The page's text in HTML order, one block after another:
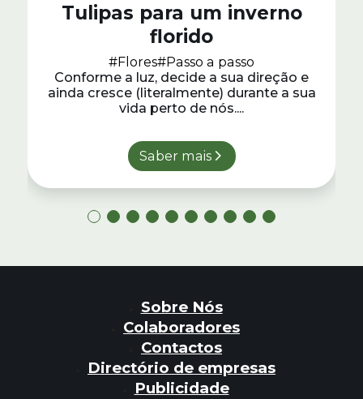
Tulipas para um inverno
florido
#Flores#Passo a passo
Conforme a luz, decide a sua direção e
ainda cresce (literalmente) durante a sua
vida perto de nós....
Saber mais
Sobre Nós
Colaboradores
Contactos
Directório de empresas
Publicidade